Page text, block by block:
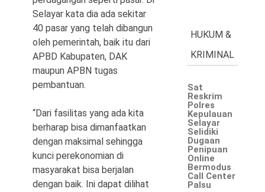
Selayar kata dia ada sekitar
40 pasar yang telah dibangun
oleh pemerintah, baik itu dari
APBD Kabupaten, DAK
maupun APBN tugas
pembantuan.
“Dari fasilitas yang ada kita
berharap bisa dimanfaatkan
dengan maksimal sehingga
kunci perekonomian di
masyarakat bisa berjalan
dengan baik. Ini dapat dilihat
HUKUM &
KRIMINAL
Sat
Reskrim
Polres
Kepulauan
Selayar
Selidiki
Dugaan
Penipuan
Online
Bermodus
Call Center
Palsu